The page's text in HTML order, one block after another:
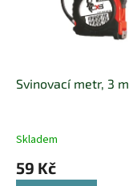
Svinovací metr, 3 m
Skladem
59 Kč